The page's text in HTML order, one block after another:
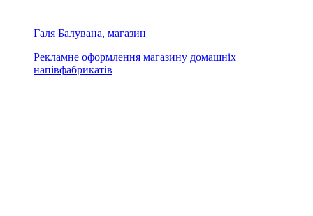
Галя Балувана, магазин
Рекламне оформлення магазину домашніх
напівфабрикатів